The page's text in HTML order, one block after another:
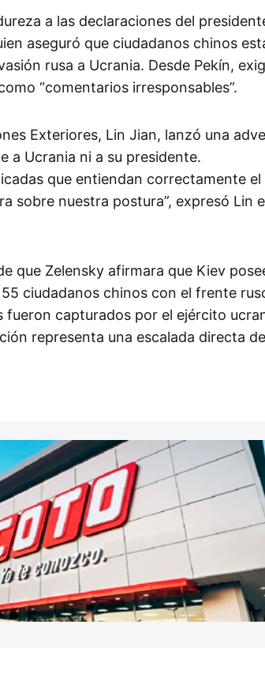
a las declaraciones del
aseguró que ciudadanos chinos
rusa a Ucrania. Desde Pekín,
“comentarios irresponsables”.
Exteriores, Lin Jian, lanzó una
a Ucrania ni a su presidente.
que entiendan correctamente el
sobre nuestra postura”, expresó Lin
que Zelensky afirmara que Kiev
ciudadanos chinos con el frente
fueron capturados por el ejército
representa una escalada directa